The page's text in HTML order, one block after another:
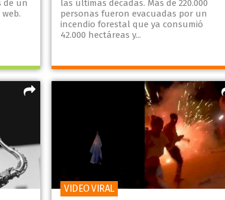
de un
las últimas décadas. Más de 220.000
personas fueron evacuadas por un
incendio forestal que ya consumió
42.000 hectáreas y...
VIDEO VIRAL